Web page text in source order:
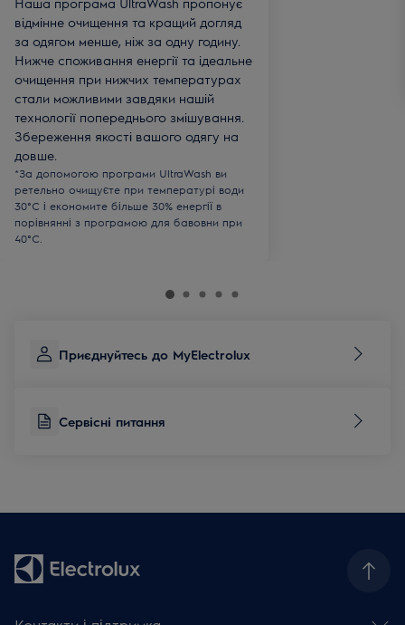
відмінне очищення та кращий догляд
за одягом менше, ніж за одну годину.
Нижче споживання енергії та ідеальне
очищення при нижчих температурах
стали можливими завдяки нашій
технології попереднього змішування.
Збереження якості вашого одягу на
довше.
*За допомогою програми UltraWash ви
ретельно очищуєте при температурі води
30°C і економите більше 30% енергії в
порівнянні з програмою для бавовни при
40°C.
Приєднуйтесь до MyElectrolux
Сервісні питання